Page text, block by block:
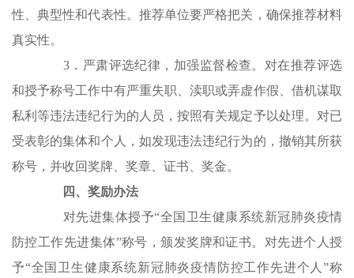
性、典型性和代表性。推荐单位要严格把关，确保推荐材料
真实性。
3．严肃评选纪律，加强监督检查。对在推荐评选
和授予称号工作中有严重失职、渎职或弄虚作假、借机谋取
私利等违法违纪行为的人员，按照有关规定予以处理。对已
受表彰的集体和个人，如发现违法违纪行为的，撤销其所获
称号，并收回奖牌、奖章、证书、奖金。
四、奖励办法
对先进集体授予“全国卫生健康系统新冠肺炎疫情
防控工作先进集体”称号，颁发奖牌和证书。对先进个人授
予“全国卫生健康系统新冠肺炎疫情防控工作先进个人”称